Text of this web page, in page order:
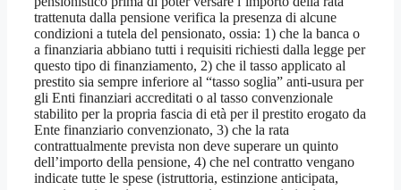
trattenuta dalla pensione verifica la presenza di alcune
condizioni a tutela del pensionato, ossia: 1) che la banca o
a finanziaria abbiano tutti i requisiti richiesti dalla legge per
questo tipo di finanziamento, 2) che il tasso applicato al
prestito sia sempre inferiore al “tasso soglia” anti-usura per
gli Enti finanziari accreditati o al tasso convenzionale
stabilito per la propria fascia di età per il prestito erogato da
Ente finanziario convenzionato, 3) che la rata
contrattualmente prevista non deve superare un quinto
dell’importo della pensione, 4) che nel contratto vengano
indicate tutte le spese (istruttoria, estinzione anticipata,